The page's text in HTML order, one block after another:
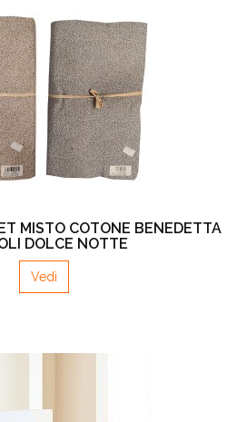
MISTO COTONE BENEDETTA
DOLCE NOTTE
Vedi